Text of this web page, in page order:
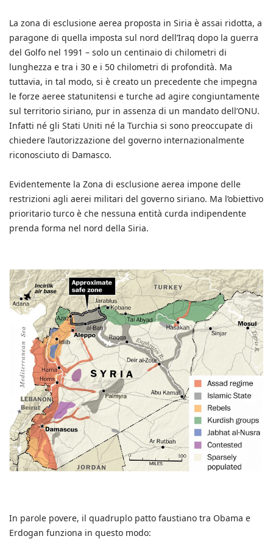
La zona di esclusione aerea proposta in Siria è assai ridotta, a
paragone di quella imposta sul nord dell’Iraq dopo la guerra
del Golfo nel 1991 – solo un centinaio di chilometri di
lunghezza e tra i 30 e i 50 chilometri di profondità. Ma
tuttavia, in tal modo, si è creato un precedente che impegna
le forze aeree statunitensi e turche ad agire congiuntamente
sul territorio siriano, pur in assenza di un mandato dell’ONU.
Infatti né gli Stati Uniti né la Turchia si sono preoccupate di
chiedere l’autorizzazione del governo internazionalmente
riconosciuto di Damasco.
Evidentemente la Zona di esclusione aerea impone delle
restrizioni agli aerei militari del governo siriano. Ma l’obiettivo
prioritario turco è che nessuna entità curda indipendente
prenda forma nel nord della Siria.
In parole povere, il quadruplo patto faustiano tra Obama e
Erdogan funziona in questo modo: